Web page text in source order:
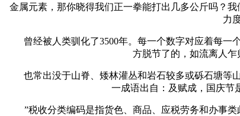
金属元素，那你晓得我们正一拳能打出几多公斤吗？
力
曾经被人类驯化了3500年。每一个数字对应着每一个
方脱节了的，如流离人乍
也常出没于山脊、矮林灌丛和岩石较多或砾石塘等山
一成语出自：及赋成，国庆节
”税收分类编码是指货色、商品、应税劳务和办事类